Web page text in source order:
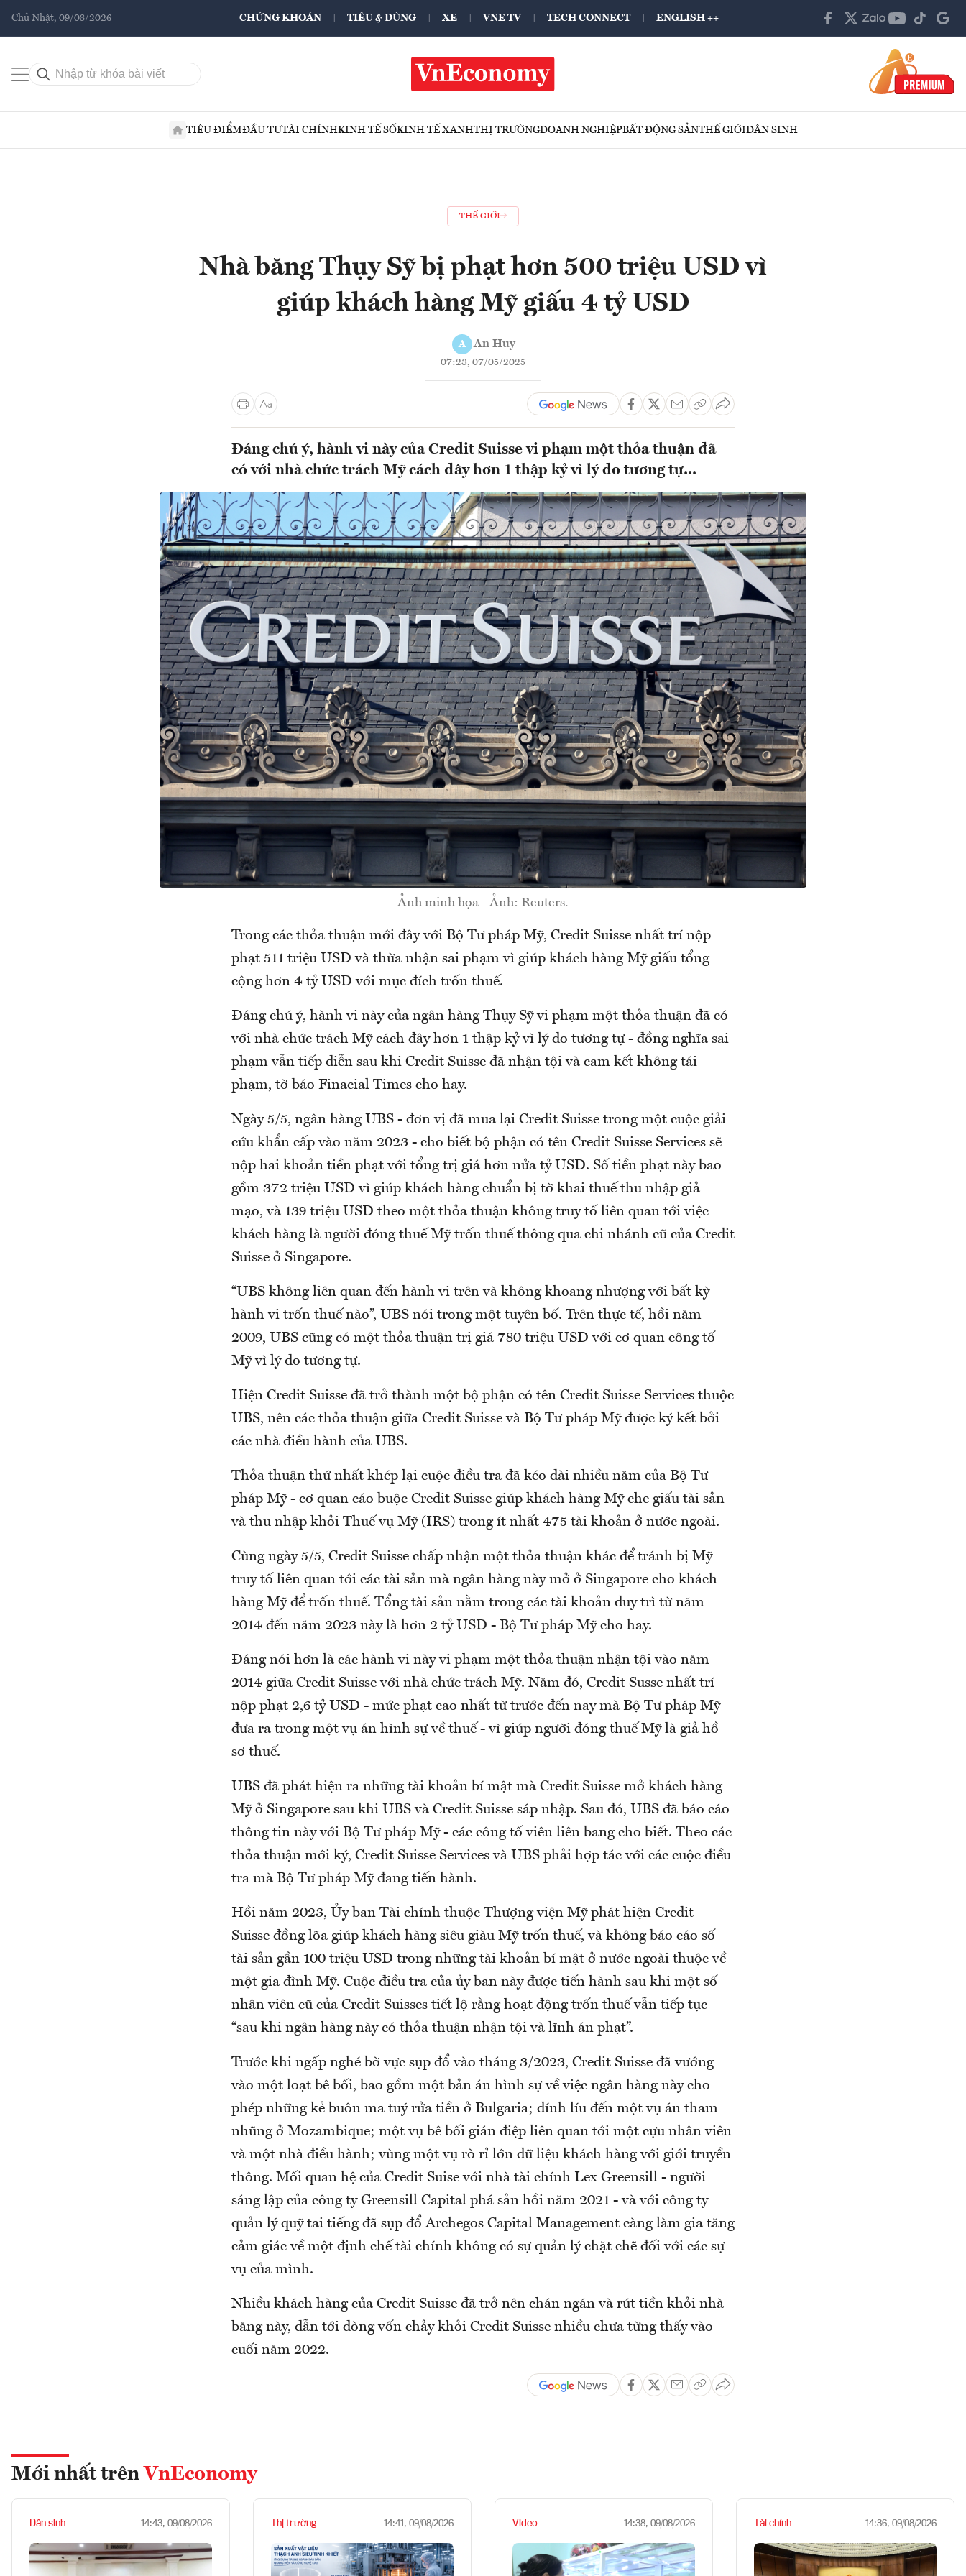
Chủ Nhật, 09/08/2026 CHỨNG KHOÁN TIÊU & DÙNG XE VNE TV TECH CONNECT ENGLISH ++
TIÊU ĐIỂMĐẦU TƯTÀI CHÍNHKINH TẾ SỐKINH TẾ XANHTHỊ TRƯỜNGDOANH NGHIỆPBẤT ĐỘNG SẢNTHẾ GIỚIDÂN SINH
THẾ GIỚI
Nhà băng Thụy Sỹ bị phạt hơn 500 triệu USD vì
giúp khách hàng Mỹ giấu 4 tỷ USD
A An Huy
07:23, 07/05/2025
Đáng chú ý, hành vi này của Credit Suisse vi phạm một thỏa thuận đã
có với nhà chức trách Mỹ cách đây hơn 1 thập kỷ vì lý do tương tự...
Ảnh minh họa - Ảnh: Reuters.
Trong các thỏa thuận mới đây với Bộ Tư pháp Mỹ, Credit Suisse nhất trí nộp
phạt 511 triệu USD và thừa nhận sai phạm vì giúp khách hàng Mỹ giấu tổng
cộng hơn 4 tỷ USD với mục đích trốn thuế.
Đáng chú ý, hành vi này của ngân hàng Thụy Sỹ vi phạm một thỏa thuận đã có
với nhà chức trách Mỹ cách đây hơn 1 thập kỷ vì lý do tương tự - đồng nghĩa sai
phạm vẫn tiếp diễn sau khi Credit Suisse đã nhận tội và cam kết không tái
phạm, tờ báo Finacial Times cho hay.
Ngày 5/5, ngân hàng UBS - đơn vị đã mua lại Credit Suisse trong một cuộc giải
cứu khẩn cấp vào năm 2023 - cho biết bộ phận có tên Credit Suisse Services sẽ
nộp hai khoản tiền phạt với tổng trị giá hơn nửa tỷ USD. Số tiền phạt này bao
gồm 372 triệu USD vì giúp khách hàng chuẩn bị tờ khai thuế thu nhập giả
mạo, và 139 triệu USD theo một thỏa thuận không truy tố liên quan tới việc
khách hàng là người đóng thuế Mỹ trốn thuế thông qua chi nhánh cũ của Credit
Suisse ở Singapore.
“UBS không liên quan đến hành vi trên và không khoang nhượng với bất kỳ
hành vi trốn thuế nào”, UBS nói trong một tuyên bố. Trên thực tế, hồi năm
2009, UBS cũng có một thỏa thuận trị giá 780 triệu USD với cơ quan công tố
Mỹ vì lý do tương tự.
Hiện Credit Suisse đã trở thành một bộ phận có tên Credit Suisse Services thuộc
UBS, nên các thỏa thuận giữa Credit Suisse và Bộ Tư pháp Mỹ được ký kết bởi
các nhà điều hành của UBS.
Thỏa thuận thứ nhất khép lại cuộc điều tra đã kéo dài nhiều năm của Bộ Tư
pháp Mỹ - cơ quan cáo buộc Credit Suisse giúp khách hàng Mỹ che giấu tài sản
và thu nhập khỏi Thuế vụ Mỹ (IRS) trong ít nhất 475 tài khoản ở nước ngoài.
Cùng ngày 5/5, Credit Suisse chấp nhận một thỏa thuận khác để tránh bị Mỹ
truy tố liên quan tới các tài sản mà ngân hàng này mở ở Singapore cho khách
hàng Mỹ để trốn thuế. Tổng tài sản nằm trong các tài khoản duy trì từ năm
2014 đến năm 2023 này là hơn 2 tỷ USD - Bộ Tư pháp Mỹ cho hay.
Đáng nói hơn là các hành vi này vi phạm một thỏa thuận nhận tội vào năm
2014 giữa Credit Suisse với nhà chức trách Mỹ. Năm đó, Credit Susse nhất trí
nộp phạt 2,6 tỷ USD - mức phạt cao nhất từ trước đến nay mà Bộ Tư pháp Mỹ
đưa ra trong một vụ án hình sự về thuế - vì giúp người đóng thuế Mỹ là giả hồ
sơ thuế.
UBS đã phát hiện ra những tài khoản bí mật mà Credit Suisse mở khách hàng
Mỹ ở Singapore sau khi UBS và Credit Suisse sáp nhập. Sau đó, UBS đã báo cáo
thông tin này với Bộ Tư pháp Mỹ - các công tố viên liên bang cho biết. Theo các
thỏa thuận mới ký, Credit Suisse Services và UBS phải hợp tác với các cuộc điều
tra mà Bộ Tư pháp Mỹ đang tiến hành.
Hồi năm 2023, Ủy ban Tài chính thuộc Thượng viện Mỹ phát hiện Credit
Suisse đồng lõa giúp khách hàng siêu giàu Mỹ trốn thuế, và không báo cáo số
tài sản gần 100 triệu USD trong những tài khoản bí mật ở nước ngoài thuộc về
một gia đình Mỹ. Cuộc điều tra của ủy ban này được tiến hành sau khi một số
nhân viên cũ của Credit Suisses tiết lộ rằng hoạt động trốn thuế vẫn tiếp tục
“sau khi ngân hàng này có thỏa thuận nhận tội và lĩnh án phạt”.
Trước khi ngấp nghé bờ vực sụp đổ vào tháng 3/2023, Credit Suisse đã vướng
vào một loạt bê bối, bao gồm một bản án hình sự về việc ngân hàng này cho
phép những kẻ buôn ma tuý rửa tiền ở Bulgaria; dính líu đến một vụ án tham
nhũng ở Mozambique; một vụ bê bối gián điệp liên quan tới một cựu nhân viên
và một nhà điều hành; vùng một vụ rò rỉ lớn dữ liệu khách hàng với giới truyền
thông. Mối quan hệ của Credit Suise với nhà tài chính Lex Greensill - người
sáng lập của công ty Greensill Capital phá sản hồi năm 2021 - và với công ty
quản lý quỹ tai tiếng đã sụp đổ Archegos Capital Management càng làm gia tăng
cảm giác về một định chế tài chính không có sự quản lý chặt chẽ đối với các sự
vụ của mình.
Nhiều khách hàng của Credit Suisse đã trở nên chán ngán và rút tiền khỏi nhà
băng này, dẫn tới dòng vốn chảy khỏi Credit Suisse nhiều chưa từng thấy vào
cuối năm 2022.
Mới nhất trên VnEconomy
Dân sinh 14:43, 09/08/2026 Thị trường 14:41, 09/08/2026 Video 14:38, 09/08/2026 Tài chính 14:36, 09/08/2026